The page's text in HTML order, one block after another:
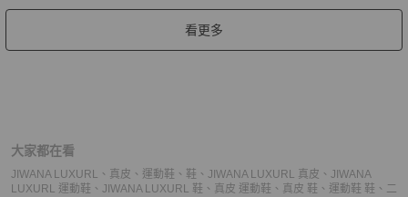
看更多
大家都在看
JIWANA LUXURL 、 真皮 、 運動鞋 、 鞋 、 JIWANA LUXURL 真皮 、 JIWANA
LUXURL 運動鞋 、 JIWANA LUXURL 鞋 、 真皮 運動鞋 、 真皮 鞋 、 運動鞋 鞋 、 二